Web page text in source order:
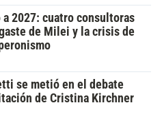
a 2027: cuatro consultoras
de Milei y la crisis de
se metió en el debate
de Cristina Kirchner